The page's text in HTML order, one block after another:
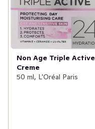
Non Age Triple Active
Creme
50 ml, L'Oréal Paris